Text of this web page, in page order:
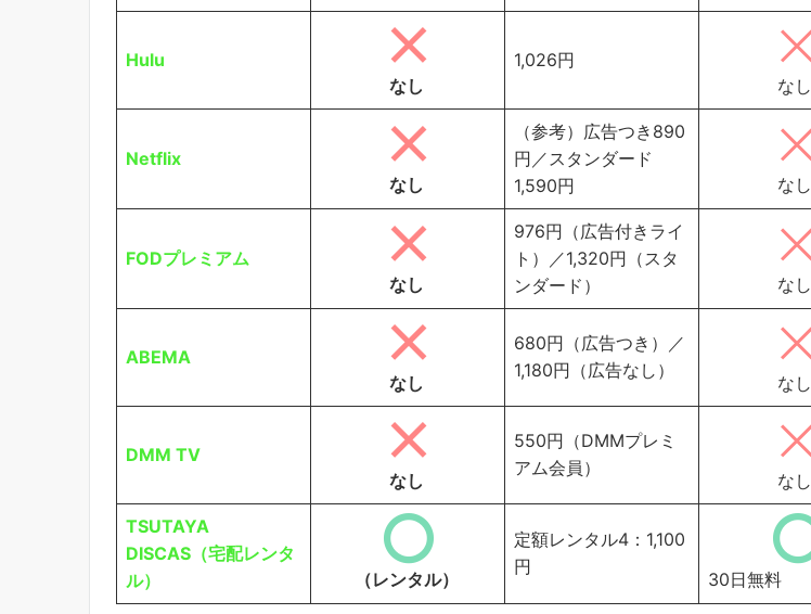
Hulu
なし
1,026円
なし
Netflix
なし
（参考）広告つき890
円／スタンダード
1,590円
なし
FODプレミアム
なし
976円（広告付きライ
ト）／1,320円（スタ
ンダード）
なし
ABEMA
なし
680円（広告つき）／
1,180円（広告なし）
なし
DMM TV
なし
550円（DMMプレミ
アム会員）
なし
TSUTAYA
DISCAS（宅配レンタ
ル）
（レンタル）
定額レンタル4：1,100
円
30日無料